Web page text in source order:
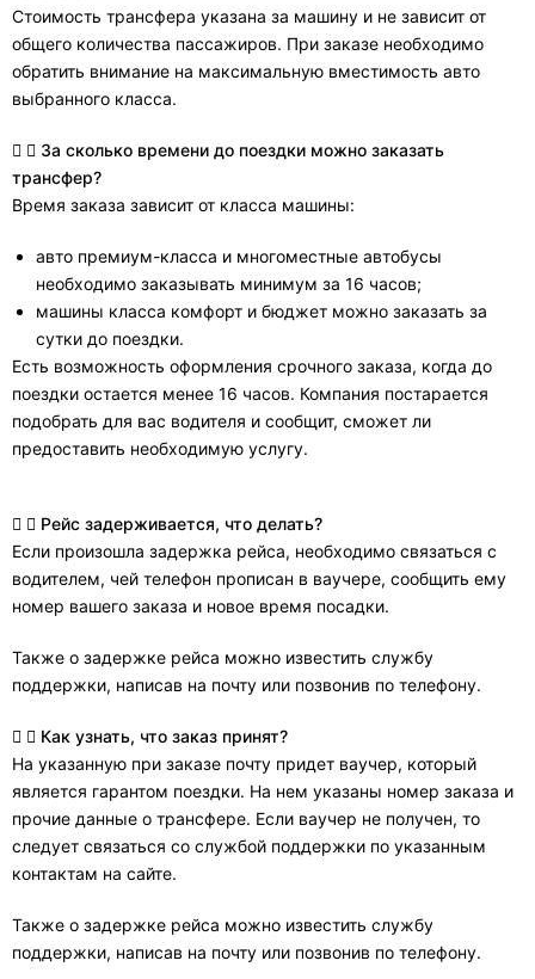
Стоимость трансфера указана за машину и не зависит от
общего количества пассажиров. При заказе необходимо
обратить внимание на максимальную вместимость авто
выбранного класса.
За сколько времени до поездки можно заказать
трансфер?
Время заказа зависит от класса машины:
авто премиум-класса и многоместные автобусы
необходимо заказывать минимум за 16 часов;
машины класса комфорт и бюджет можно заказать за
сутки до поездки.
Есть возможность оформления срочного заказа, когда до
поездки остается менее 16 часов. Компания постарается
подобрать для вас водителя и сообщит, сможет ли
предоставить необходимую услугу.
Рейс задерживается, что делать?
Если произошла задержка рейса, необходимо связаться с
водителем, чей телефон прописан в ваучере, сообщить ему
номер вашего заказа и новое время посадки.
Также о задержке рейса можно известить службу
поддержки, написав на почту или позвонив по телефону.
Как узнать, что заказ принят?
На указанную при заказе почту придет ваучер, который
является гарантом поездки. На нем указаны номер заказа и
прочие данные о трансфере. Если ваучер не получен, то
следует связаться со службой поддержки по указанным
контактам на сайте.
Также о задержке рейса можно известить службу
поддержки, написав на почту или позвонив по телефону.